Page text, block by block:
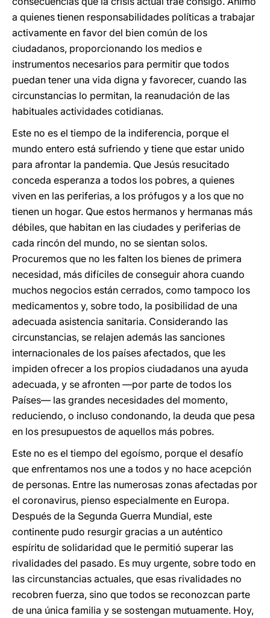
a quienes tienen responsabilidades políticas a trabajar
activamente en favor del bien común de los
ciudadanos, proporcionando los medios e
instrumentos necesarios para permitir que todos
puedan tener una vida digna y favorecer, cuando las
circunstancias lo permitan, la reanudación de las
habituales actividades cotidianas.
Este no es el tiempo de la indiferencia, porque el
mundo entero está sufriendo y tiene que estar unido
para afrontar la pandemia. Que Jesús resucitado
conceda esperanza a todos los pobres, a quienes
viven en las periferias, a los prófugos y a los que no
tienen un hogar. Que estos hermanos y hermanas más
débiles, que habitan en las ciudades y periferias de
cada rincón del mundo, no se sientan solos.
Procuremos que no les falten los bienes de primera
necesidad, más difíciles de conseguir ahora cuando
muchos negocios están cerrados, como tampoco los
medicamentos y, sobre todo, la posibilidad de una
adecuada asistencia sanitaria. Considerando las
circunstancias, se relajen además las sanciones
internacionales de los países afectados, que les
impiden ofrecer a los propios ciudadanos una ayuda
adecuada, y se afronten —por parte de todos los
Países— las grandes necesidades del momento,
reduciendo, o incluso condonando, la deuda que pesa
en los presupuestos de aquellos más pobres.
Este no es el tiempo del egoísmo, porque el desafío
que enfrentamos nos une a todos y no hace acepción
de personas. Entre las numerosas zonas afectadas por
el coronavirus, pienso especialmente en Europa.
Después de la Segunda Guerra Mundial, este
continente pudo resurgir gracias a un auténtico
espíritu de solidaridad que le permitió superar las
rivalidades del pasado. Es muy urgente, sobre todo en
las circunstancias actuales, que esas rivalidades no
recobren fuerza, sino que todos se reconozcan parte
de una única familia y se sostengan mutuamente. Hoy,